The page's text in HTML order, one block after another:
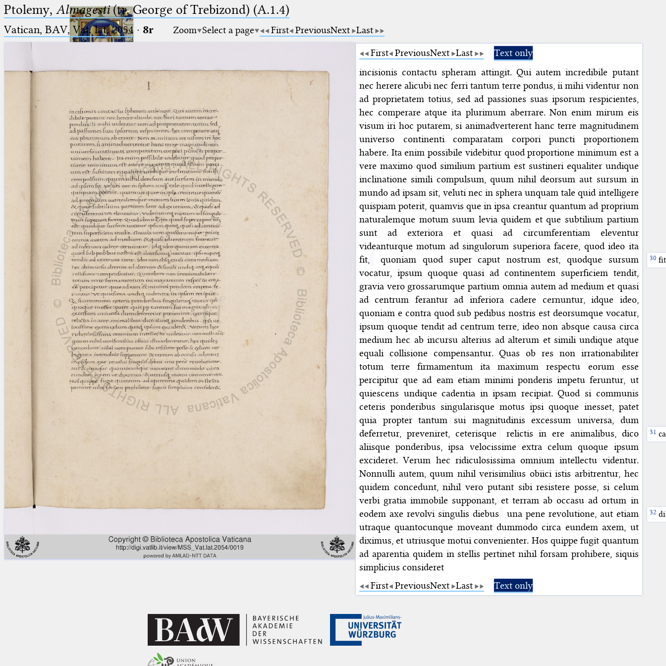
Ptolemaeus
Arabus et Latinus
(the underscore) is the placeholder
for exactly one character.
(the percent sign) is the
placeholder for no, one or more
than one character.
(two percent signs) is the
placeholder for no, one or more
than one character, but not for
blank space (so that a search ends
at word boundaries).
🔎︎
Start
Project
Team
News
Jobs
Publications
Conference
Arabic Works
Arabic Manuscripts
Latin Works
Latin Manuscripts
Latin Early Prints
Images
Texts
Glossary
Resources
Contact
Impressum
· 2013
Ptolemy, Almagesti(tr. George of Trebizond) (A.1.4)
Vatican, BAV, Vat. lat. 2054 · 8r Zoom Select a page First PreviousNext Last
First PreviousNext Last
Text only
incisionis contactu spheram attingit. Qui autem incredibile putant
nec herere alicubi nec ferri tantum terre pondus, ii mihi videntur non
ad proprietatem totius, sed ad passiones suas ipsorum respicientes,
hec comperare atque ita plurimum aberrare. Non enim mirum eis
visum iri hoc putarem, si animadverterent hanc terre magnitudinem
universo continenti comparatam corpori puncti proportionem
habere. Ita enim possibile videbitur quod proportione minimum est a
vere maximo quod similium partium est sustineri equaliter undique
inclinatione simili compulsum, quum nihil deorsum aut sursum in
mundo ad ipsam sit, veluti nec in sphera unquam tale quid intelligere
quispiam poterit, quamvis que in ipsa creantur quantum ad proprium
naturalemque motum suum levia quidem et que subtilium partium
sunt ad exteriora et quasi ad circumferentiam eleventur
videanturque motum ad singulorum superiora facere, quod ideo ita
fit,
fit
quoniam quod super caput nostrum est, quodque sursum
vocatur, ipsum quoque quasi ad continentem superficiem tendit,
gravia vero grossarumque partium omnia autem ad medium et quasi
ad centrum ferantur ad inferiora cadere cernuntur, idque ideo,
quoniam e contra quod sub pedibus nostris est deorsumque vocatur,
ipsum quoque tendit ad centrum terre, ideo non absque causa circa
medium hec ab incursu alterius ad alterum et simili undique atque
equali collisione compensantur. Quas ob res non irrationabiliter
totum terre firmamentum ita maximum respectu eorum esse
percipitur que ad eam etiam minimi ponderis impetu feruntur, ut
quiescens undique cadentia in ipsam recipiat. Quod si communis
ceteris ponderibus singularisque motus ipsi quoque inesset, patet
quia propter tantum sui magnitudinis excessum universa, dum
deferretur, preveniret, ceterisque
relictis in ere animalibus, dico
aliisque ponderibus, ipsa velocissime extra celum quoque ipsum
excideret. Verum hec ridiculosissima omnium intellectu videntur.
Nonnulli autem, quum nihil verisimilius obiici istis arbitrentur, hec
quidem concedunt, nihil vero putant sibi resistere posse, si celum
verbi gratia immobile supponant, et terram ab occasu ad ortum in
eodem axe revolvi singulis diebus
una pene revolutione, aut etiam
utraque quantocunque moveant dummodo circa eundem axem, ut
diximus, et utriusque motui convenienter. Hos quippe fugit quantum
ad aparentia quidem in stellis pertinet nihil forsam prohibere, siquis
simplicius consideret
First PreviousNext Last Text only